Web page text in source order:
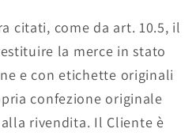
citati, come da art. 10.5, il
la merce in stato
e con etichette originali
confezione originale
alla rivendita. Il Cliente è